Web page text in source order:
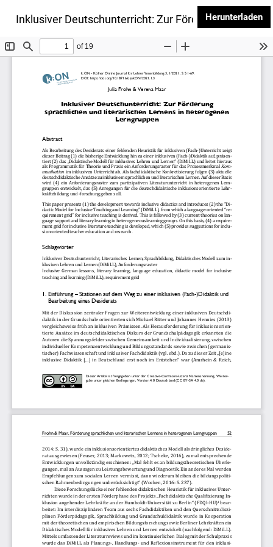
Zu Artikeldetails zurückkehren
Inklusiver Deutschunterricht: Zur FörderungHerunterladen